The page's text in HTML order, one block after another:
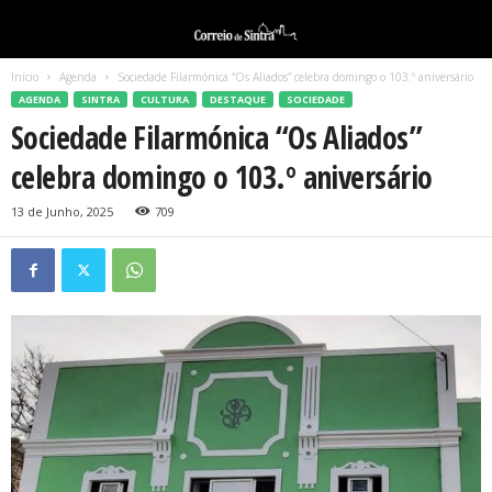
Início Agenda Sociedade Filarmónica “Os Aliados” celebra domingo o 103.º aniversário
AGENDA SINTRA CULTURA DESTAQUE SOCIEDADE
Sociedade Filarmónica “Os Aliados”
celebra domingo o 103.º aniversário
13 de Junho, 2025 709